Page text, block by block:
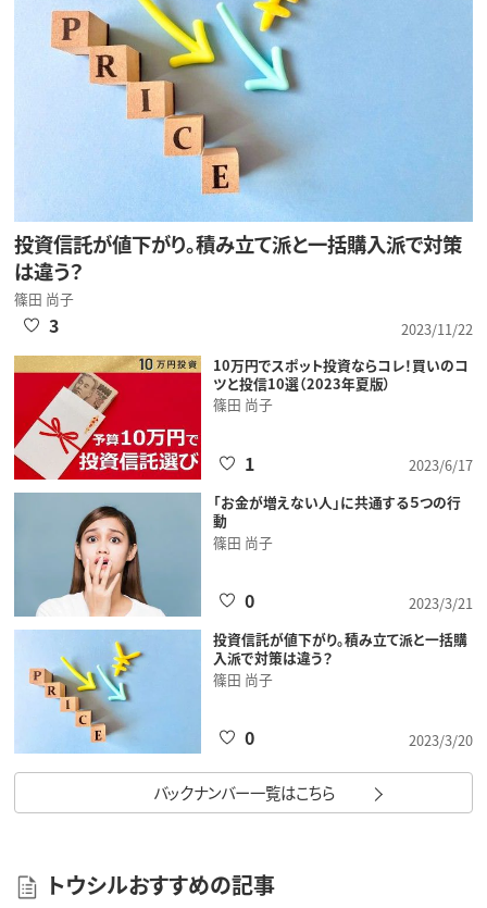
投資信託が値下がり。積み立て派と一括購入派で対策
は違う？
篠田 尚子
2023/11/22
3
10万円でスポット投資ならコレ！買いのコ
ツと投信10選（2023年夏版）
篠田 尚子
2023/6/17
1
「お金が増えない人」に共通する５つの行
動
篠田 尚子
2023/3/21
0
投資信託が値下がり。積み立て派と一括購
入派で対策は違う？
篠田 尚子
2023/3/20
0
バックナンバー一覧はこちら
トウシルおすすめの記事